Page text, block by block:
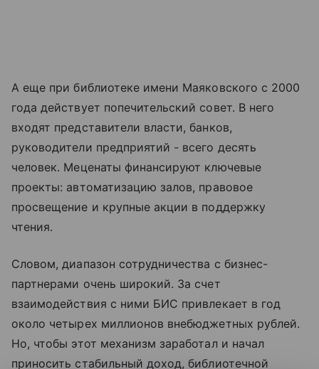
А еще при библиотеке имени Маяковского с 2000
года действует попечительский совет. В него
входят представители власти, банков,
руководители предприятий - всего десять
человек. Меценаты финансируют ключевые
проекты: автоматизацию залов, правовое
просвещение и крупные акции в поддержку
чтения.
Словом, диапазон сотрудничества с бизнес-
партнерами очень широкий. За счет
взаимодействия с ними БИС привлекает в год
около четырех миллионов внебюджетных рублей.
Но, чтобы этот механизм заработал и начал
приносить стабильный доход, библиотечной